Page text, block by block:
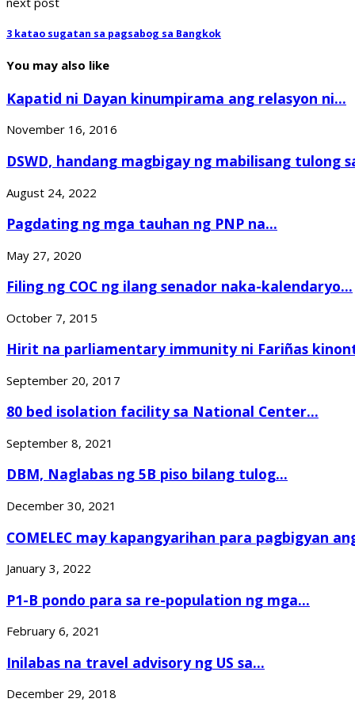
3 katao sugatan sa pagsabog sa Bangkok
You may also like
Kapatid ni Dayan kinumpirama ang relasyon ni...
November 16, 2016
DSWD, handang magbigay ng mabilisang tulong
August 24, 2022
Pagdating ng mga tauhan ng PNP na...
May 27, 2020
Filing ng COC ng ilang senador naka-kalendaryo...
October 7, 2015
Hirit na parliamentary immunity ni Fariñas
September 20, 2017
80 bed isolation facility sa National Center...
September 8, 2021
DBM, Naglabas ng 5B piso bilang tulog...
December 30, 2021
COMELEC may kapangyarihan para pagbigyan
January 3, 2022
P1-B pondo para sa re-population ng mga...
February 6, 2021
Inilabas na travel advisory ng US sa...
December 29, 2018